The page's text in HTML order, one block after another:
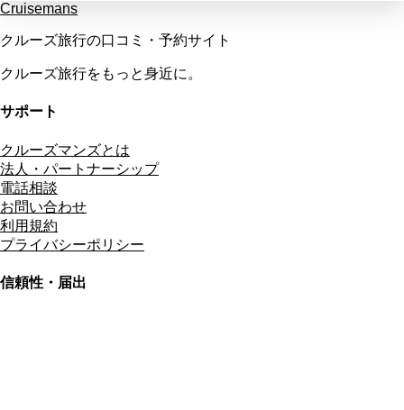
Cruisemans
クルーズ旅行の口コミ・予約サイト
クルーズ旅行をもっと身近に。
サポート
クルーズマンズとは
法人・パートナーシップ
電話相談
お問い合わせ
利用規約
プライバシーポリシー
信頼性・届出